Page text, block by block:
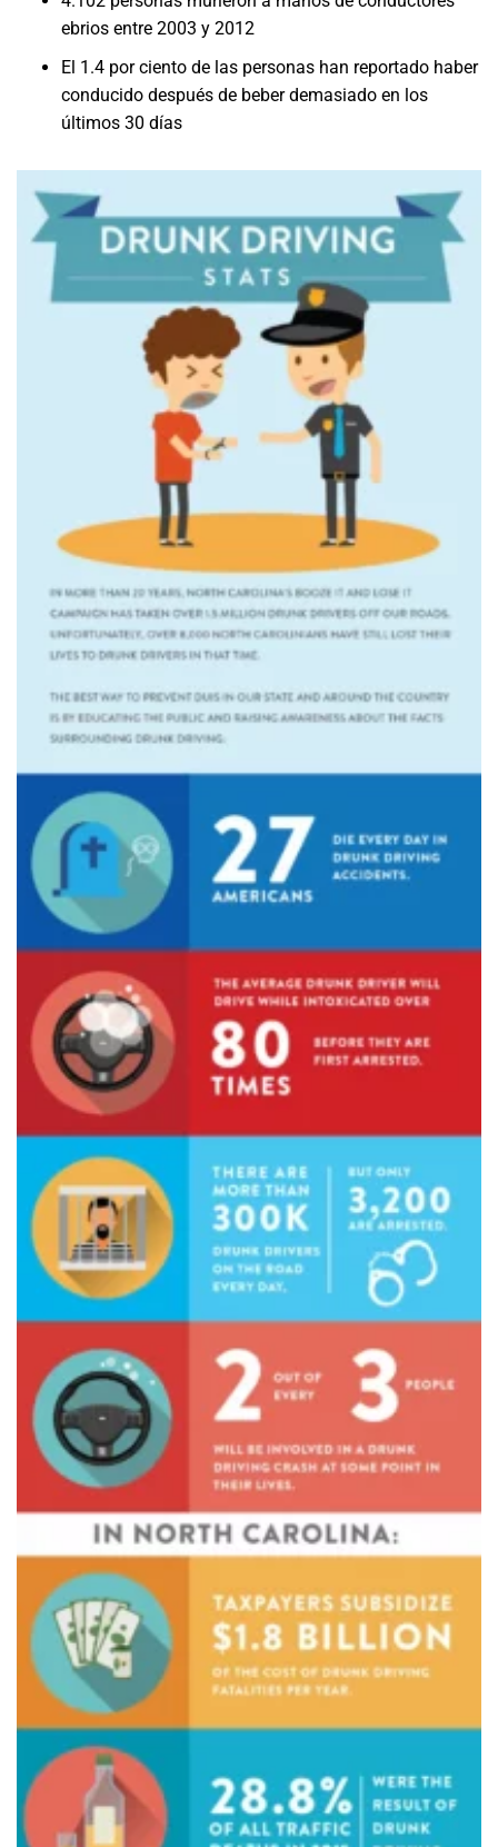
ebrios entre 2003 y 2012
El 1.4 por ciento de las personas han reportado haber
conducido después de beber demasiado en los
últimos 30 días